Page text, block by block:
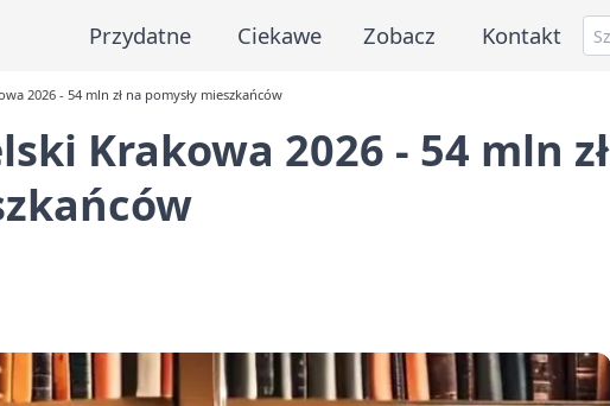
Przydatne Ciekawe Zobacz Kontakt
2026 - 54 mln zł na pomysły mieszkańców
Krakowa 2026 - 54 mln zł